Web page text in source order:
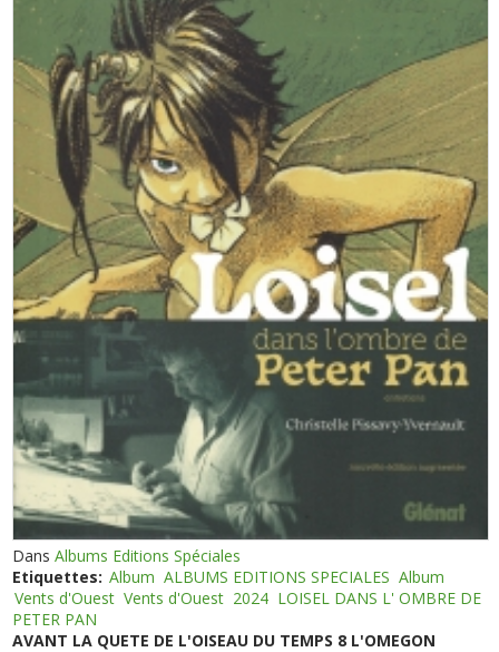
DansAlbums Editions Spéciales
Etiquettes: Album ALBUMS EDITIONS SPECIALES Album
Vents d'Ouest Vents d'Ouest 2024 LOISEL DANS L' OMBRE DE
PETER PAN
AVANT LA QUETE DE L'OISEAU DU TEMPS 8 L'OMEGON